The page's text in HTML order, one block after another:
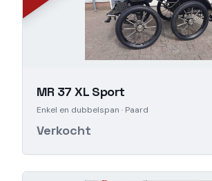
MR 37 XL Sport
Enkel en dubbelspan · Paard
Verkocht